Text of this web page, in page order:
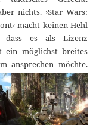
nichts. ›Star Wars:
macht keinen Hehl
dass es als Lizenz
ein möglichst breites
ansprechen möchte.